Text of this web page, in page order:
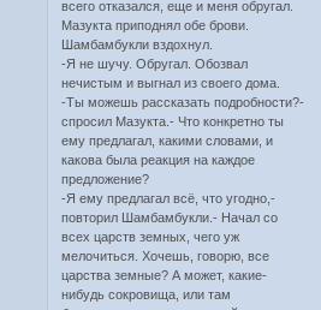
всего отказался, еще и меня обругал.
Мазукта приподнял обе брови.
Шамбамбукли вздохнул.
-Я не шучу. Обругал. Обозвал
нечистым и выгнал из своего дома.
-Ты можешь рассказать подробности?-
спросил Мазукта.- Что конкретно ты
ему предлагал, какими словами, и
какова была реакция на каждое
предложение?
-Я ему предлагал всё, что угодно,-
повторил Шамбамбукли.- Начал со
всех царств земных, чего уж
мелочиться. Хочешь, говорю, все
царства земные? А может, какие-
нибудь сокровища, или там